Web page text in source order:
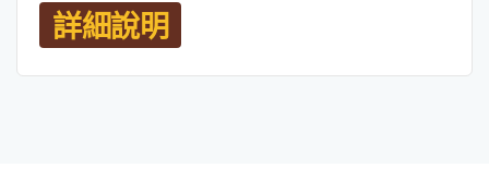
詳細說明